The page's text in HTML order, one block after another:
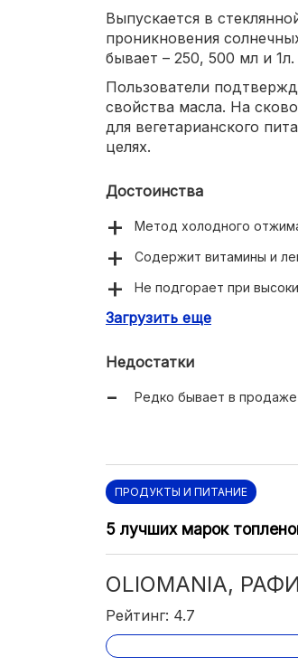
Выпускается в
проникновения
бывает – 250, 500 мл и 1л.
Пользователи
свойства масла. На
для вегетарианского
целях.
Достоинства
Метод холодного
Содержит витамины и
Не подгорает при
Удобное горлышко с
Загрузить еще
Недостатки
Редко бывает в продаже
ПРОДУКТЫ И ПИТАНИЕ
5 лучших марок
OLIOMANIA,
Рейтинг: 4.7